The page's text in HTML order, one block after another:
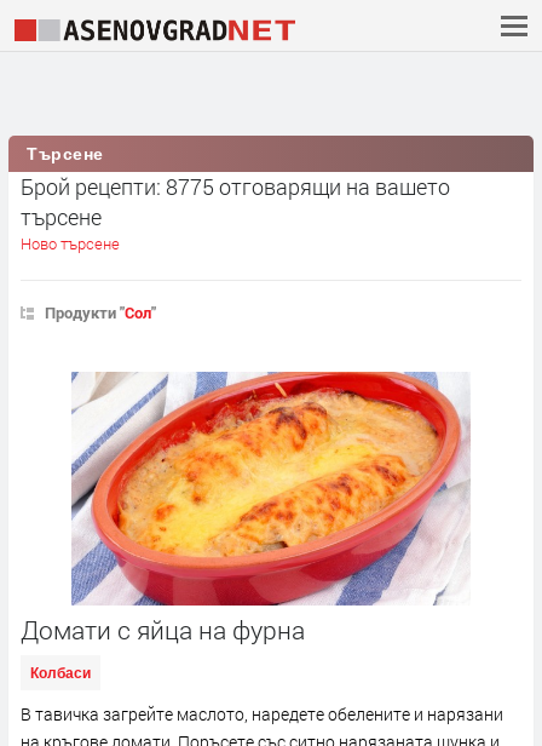
Търсене
Брой рецепти: 8775 отговарящи на вашето
търсене
Ново търсене
Продукти "Сол"
Домати с яйца на фурна
Колбаси
В тавичка загрейте маслото, наредете обелените и нарязани
на кръгове домати. Поръсете със ситно нарязаната шунка и